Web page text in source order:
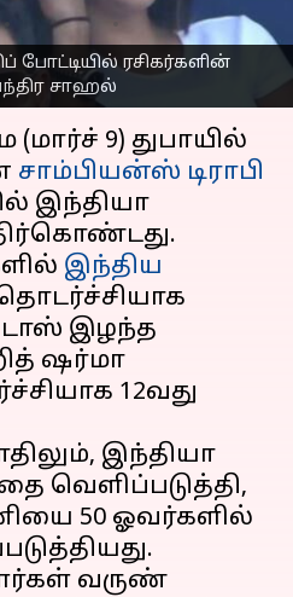
போட்டியில் ரசிகர்களின்
சாஹல்
Mar 09, 2025 07:08 pm
9) துபாயில்
சாம்பியன்ஸ் டிராபி
இந்தியா
இந்திய
டாஸ் இழந்த
ஷர்மா
12வது
இந்தியா
வெளிப்படுத்தி,
50 ஓவர்களில்
வருண்